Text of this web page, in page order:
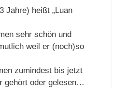
Jahre) heißt „Luan
sehr schön und
weil er (noch)so
zumindest bis jetzt
gehört oder gelesen…